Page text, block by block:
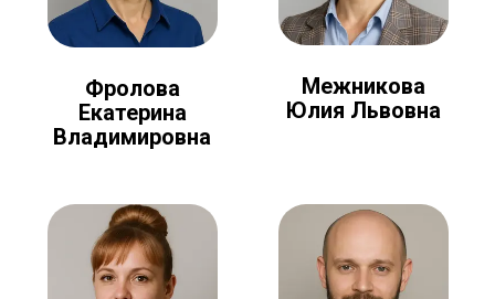
Фролова
Екатерина
Владимировна
Межникова
Юлия Львовна